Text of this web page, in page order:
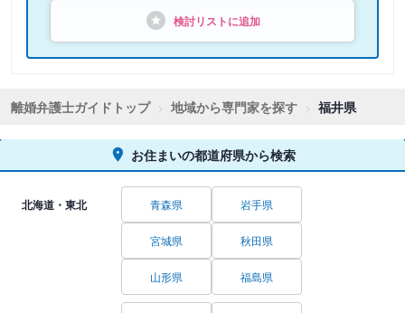
検討リストに追加
離婚弁護士ガイドトップ 地域から専門家を探す 福井県
お住まいの都道府県から検索
北海道・東北 青森県 岩手県
宮城県 秋田県
山形県 福島県